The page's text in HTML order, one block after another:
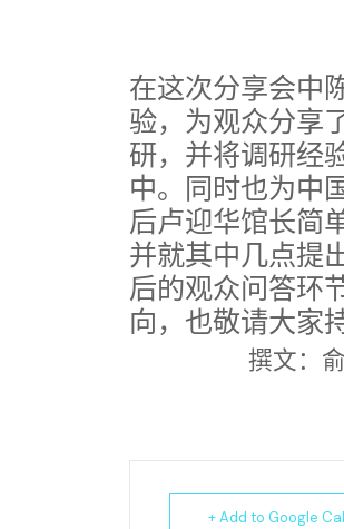
在这次分享会中
验，为观众分享
研，并将调研经
中。同时也为中
后卢迎华馆长简
并就其中几点提
后的观众问答环
向，也敬请大家
撰文：
+ Add to Google